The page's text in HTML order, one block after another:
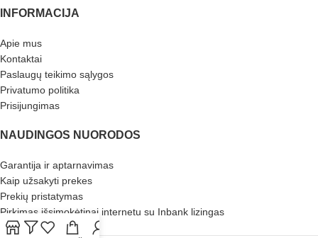
INFORMACIJA
Apie mus
Kontaktai
Paslaugų teikimo sąlygos
Privatumo politika
Prisijungimas
NAUDINGOS NUORODOS
Garantija ir aptarnavimas
Kaip užsakyti prekes
Prekių pristatymas
Pirkimas išsimokėtinai internetu su Inbank lizingas
Atliekų tvarkymas